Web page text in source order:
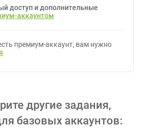
доступ и дополнительные
аккаунтом
премиум-аккаунт, вам нужно
другие задания,
базовых аккаунтов: